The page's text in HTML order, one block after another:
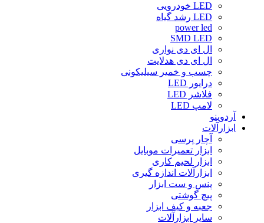
LED خودرویی
LED رشد گیاه
power led
SMD LED
ال ای دی نواری
ال ای دی هدلایت
چسب و خمیر سیلیکونی
درایور LED
فلاشر LED
لامپ LED
آردوینو
ابزارآلات
آچار پرسی
ابزار تعمیرات موبایل
ابزار لحیم کاری
ابزارآلات اندازه گیری
پنس و ست ابزار
پیچ گوشتی
جعبه و کیف ابزار
سایر ابزارآلات